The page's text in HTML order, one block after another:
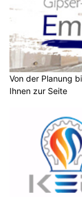
Von der Planung
Ihnen zur Seite